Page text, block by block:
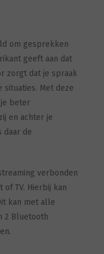
om gesprekken
geeft aan dat
zorgt dat je spraak
situaties. Met deze
beter
en achter je
daar de
verbonden
TV. Hierbij kan
kan met alle
2 Bluetooth